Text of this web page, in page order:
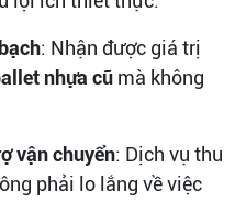
: Nhận được giá trị
nhựa cũ mà không
vận chuyển: Dịch vụ thu
phải lo lắng về việc